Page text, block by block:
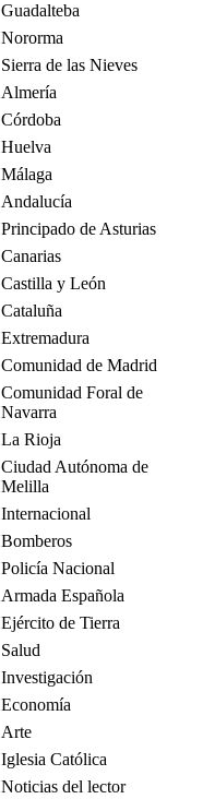
Guadalteba
Nororma
Sierra de las Nieves
Almería
Córdoba
Huelva
Málaga
Andalucía
Principado de Asturias
Canarias
Castilla y León
Cataluña
Extremadura
Comunidad de Madrid
Comunidad Foral de
Navarra
La Rioja
Ciudad Autónoma de
Melilla
Internacional
Bomberos
Policía Nacional
Armada Española
Ejército de Tierra
Salud
Investigación
Economía
Arte
Iglesia Católica
Noticias del lector